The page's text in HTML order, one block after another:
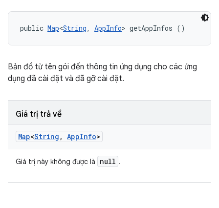
public Map<String, AppInfo> getAppInfos ()
Bản đồ từ tên gói đến thông tin ứng dụng cho các ứng
dụng đã cài đặt và đã gỡ cài đặt.
Giá trị trả về
Map<String , AppInfo>
Giá trị này không được là null .